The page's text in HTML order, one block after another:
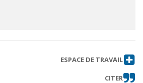
ESPACE DE TRAVAIL
CITER